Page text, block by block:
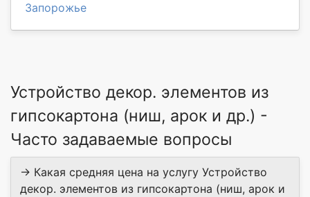
Запорожье
Устройство декор. элементов из
гипсокартона (ниш, арок и др.) -
Часто задаваемые вопросы
→ Какая средняя цена на услугу Устройство
декор. элементов из гипсокартона (ниш, арок и